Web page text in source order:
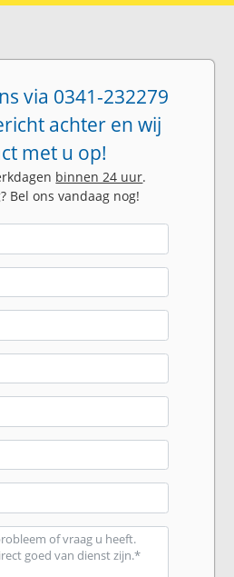
via 0341-232279
achter en wij
met u op!
binnen 24 uur.
Bel ons vandaag nog!